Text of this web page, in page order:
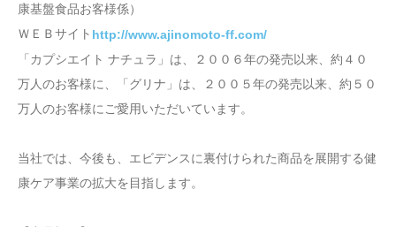
康基盤食品お客様係）
ＷＥＢサイト http://www.ajinomoto-ff.com/
「カプシエイト ナチュラ」は、２００６年の発売以来、約４０
万人のお客様に、「グリナ」は、２００５年の発売以来、約５０
万人のお客様にご愛用いただいています。
当社では、今後も、エビデンスに裏付けられた商品を展開する健
康ケア事業の拡大を目指します。